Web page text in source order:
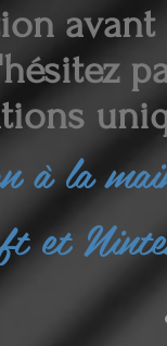
avant
à la
et